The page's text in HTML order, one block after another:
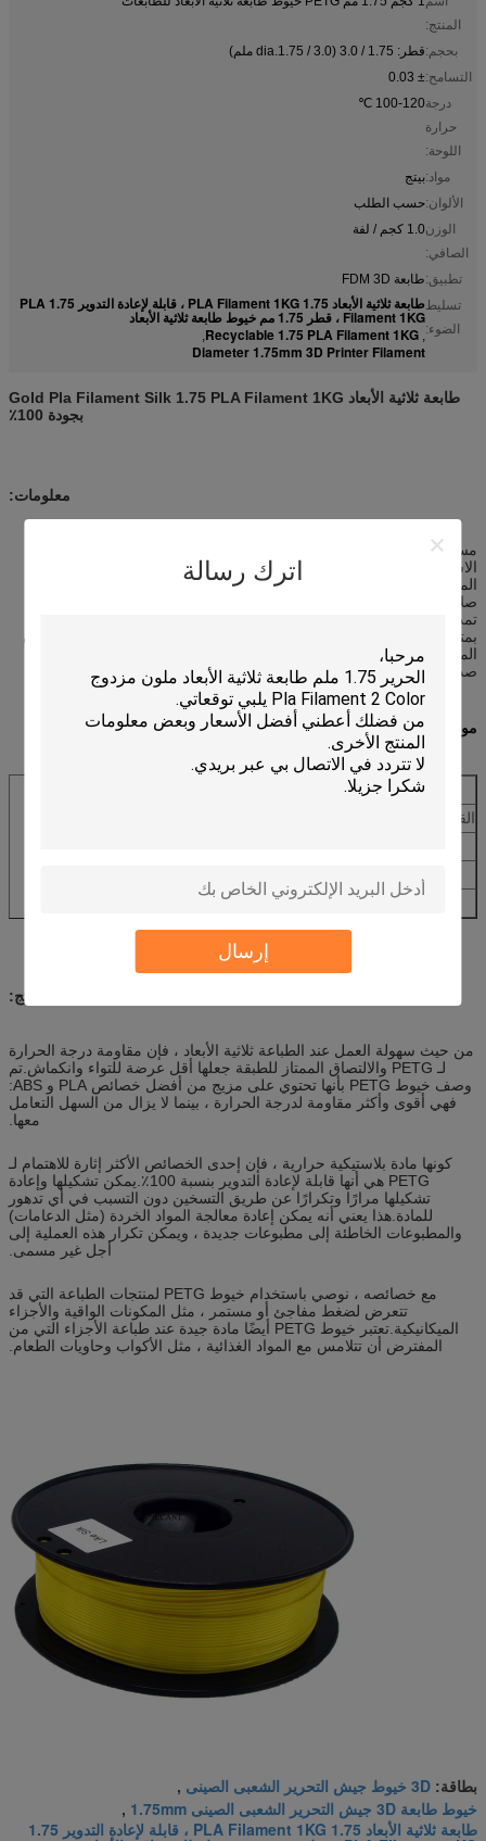
اترك رسالة
إرسال
المنتج:
بحجم:قطر: 1.75 / 3.0 (dia.1.75 / 3.0 ملم)
التسامح:± 0.03
درجة
حرارة
اللوحة:
100-120 ℃
مواد:بيتج
الألوان:حسب الطلب
الوزن
الصافي:
1.0 كجم / لفة
تطبيق:طابعة FDM 3D
تسليط
الضوء:
طابعة ثلاثية الأبعاد 1.75 PLA Filament 1KG ، قابلة لإعادة التدوير 1.75 PLA
Filament 1KG ، قطر 1.75 مم خيوط طابعة ثلاثية الأبعاد
,
Recyclable 1.75 PLA Filament 1KG
,
Diameter 1.75mm 3D Printer Filament
طابعة ثلاثية الأبعاد Gold Pla Filament Silk 1.75 PLA Filament 1KG
بجودة 100٪
معلومات:
الاستخدام قابلة للاستهلاك لجميع الطابعات ثلاثية الأبعاد الرئيسية.أنتجت مع
المواد الخام عالية الجودة ، تعمل تعديلات العملية والصياغة على تحسين
صلابة وسيولة المنتج.الخام
بمتطلبات درجة ملامسة الطعام ، وهي قابلة للتحلل بالكامل ، وبالتالي فإن
المواد الاستهلاكية
صديقة للبيئة وآمنة.
مواصفات المنتج
اللونأزرق
القطر الخارجي
رقم القطعة
PinRui-petg
ميزة المنتج:
من حيث سهولة العمل عند الطباعة ثلاثية الأبعاد ، فإن مقاومة درجة الحرارة
لـ PETG والالتصاق الممتاز للطبقة جعلها أقل عرضة للتواء وانكماش.تم
وصف خيوط PETG بأنها تحتوي على مزيج من أفضل خصائص PLA و ABS:
فهي أقوى وأكثر مقاومة لدرجة الحرارة ، بينما لا يزال من السهل التعامل
معها.
كونها مادة بلاستيكية حرارية ، فإن إحدى الخصائص الأكثر إثارة للاهتمام لـ
PETG هي أنها قابلة لإعادة التدوير بنسبة 100٪.يمكن تشكيلها وإعادة
تشكيلها مرارًا وتكرارًا عن طريق التسخين دون التسبب في أي تدهور
للمادة.هذا يعني أنه يمكن إعادة معالجة المواد الخردة (مثل الدعامات)
والمطبوعات الخاطئة إلى مطبوعات جديدة ، ويمكن تكرار هذه العملية إلى
أجل غير مسمى.
مع خصائصه ، نوصي باستخدام خيوط PETG لمنتجات الطباعة التي قد
تتعرض لضغط مفاجئ أو مستمر ، مثل المكونات الواقية والأجزاء
الميكانيكية.تعتبر خيوط PETG أيضًا مادة جيدة عند طباعة الأجزاء التي من
المفترض أن تتلامس مع المواد الغذائية ، مثل الأكواب وحاويات الطعام.
بطاقة: 3D خيوط جيش التحرير الشعبى الصينى ,
خيوط طابعة 3D جيش التحرير الشعبى الصينى 1.75mm ,
طابعة ثلاثية الأبعاد 1.75 PLA Filament 1KG ، قابلة لإعادة التدوير 1.75